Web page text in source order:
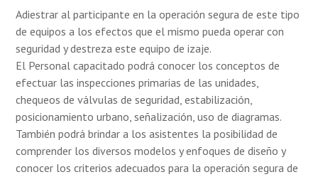
Adiestrar al participante en la operación segura de este tipo
de equipos a los efectos que el mismo pueda operar con
seguridad y destreza este equipo de izaje.
El Personal capacitado podrá conocer los conceptos de
efectuar las inspecciones primarias de las unidades,
chequeos de válvulas de seguridad, estabilización,
posicionamiento urbano, señalización, uso de diagramas.
También podrá brindar a los asistentes la posibilidad de
comprender los diversos modelos y enfoques de diseño y
conocer los criterios adecuados para la operación segura de